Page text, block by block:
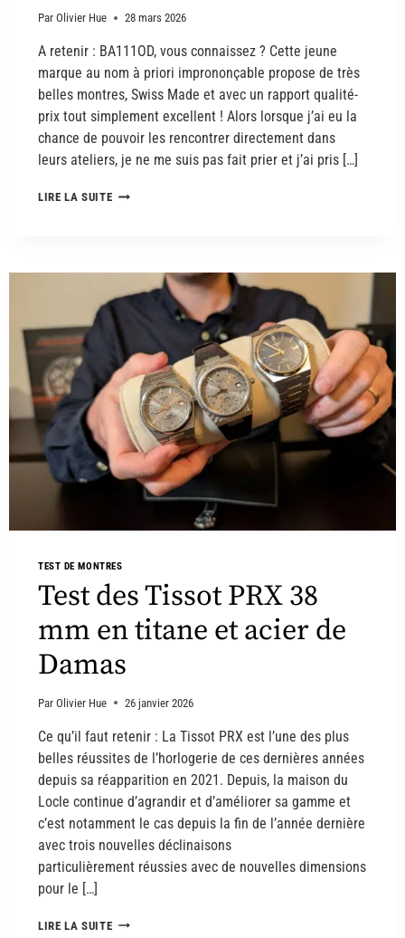
Par Olivier Hue 28 mars 2026
A retenir : BA111OD, vous connaissez ? Cette jeune
marque au nom à priori imprononçable propose de très
belles montres, Swiss Made et avec un rapport qualité-
prix tout simplement excellent ! Alors lorsque j’ai eu la
chance de pouvoir les rencontrer directement dans
leurs ateliers, je ne me suis pas fait prier et j’ai pris […]
LIRE LA SUITE
TEST DE MONTRES
Test des Tissot PRX 38
mm en titane et acier de
Damas
Par Olivier Hue 26 janvier 2026
Ce qu’il faut retenir : La Tissot PRX est l’une des plus
belles réussites de l’horlogerie de ces dernières années
depuis sa réapparition en 2021. Depuis, la maison du
Locle continue d’agrandir et d’améliorer sa gamme et
c’est notamment le cas depuis la fin de l’année dernière
avec trois nouvelles déclinaisons
particulièrement réussies avec de nouvelles dimensions
pour le […]
LIRE LA SUITE